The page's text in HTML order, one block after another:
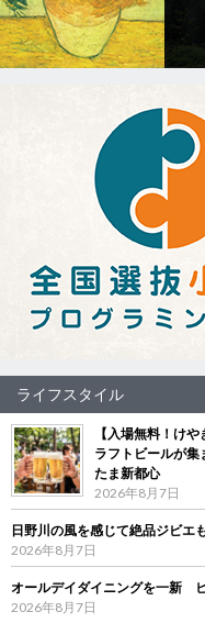
ライフスタイル
【入場無料！け
ラフトビールが
たま新都心
2026年8月7日
日野川の風を感じて絶品ジビ
2026年8月7日
オールデイダイニングを一新
2026年8月7日